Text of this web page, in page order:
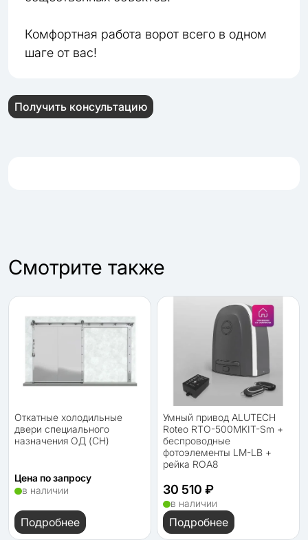
Комфортная работа ворот всего в одном
шаге от вас!
Получить консультацию
Cмотрите также
Откатные холодильные
двери специального
назначения ОД (СН)
Цена по запросу
в наличии
Подробнее
Умный привод ALUTECH
Roteo RTO-500MKIT-Sm +
беспроводные
фотоэлементы LM-LB +
рейка ROA8
30 510 ₽
в наличии
Подробнее